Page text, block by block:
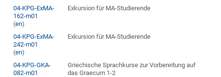
04-KPG-ExMA-
162-m01
(en)
Exkursion für MA-Studierende
04-KPG-ExMA-
242-m01
(en)
Exkursion für MA-Studierende
04-KPG-GKA-
082-m01
Griechische Sprachkurse zur Vorbereitung auf
das Graecum 1-2